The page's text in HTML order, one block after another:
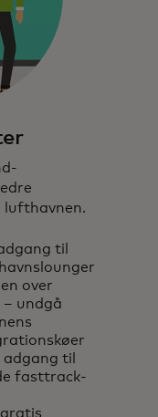
lufthavnen.
til
over
– undgå
til
fasttrack-